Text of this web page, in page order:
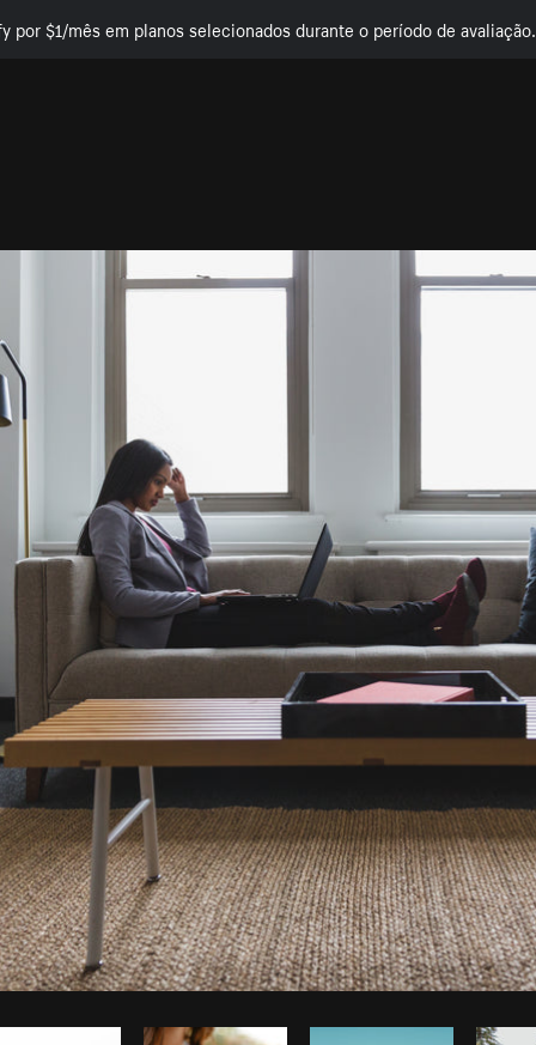
por $1/mês em planos selecionados durante o período de avaliação.